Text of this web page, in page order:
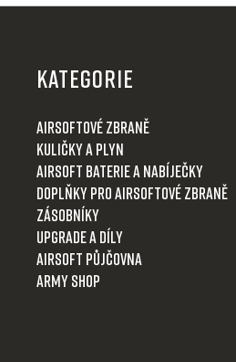
KATEGORIE
Airsoftové zbraně
Kuličky a plyn
Airsoft baterie a nabíječky
Doplňky pro airsoftové zbraně
Zásobníky
Upgrade a díly
Airsoft půjčovna
Army shop